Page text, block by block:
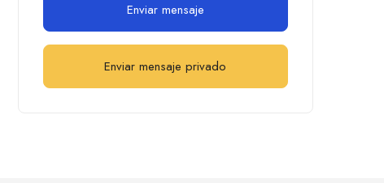
Enviar mensaje
Enviar mensaje privado